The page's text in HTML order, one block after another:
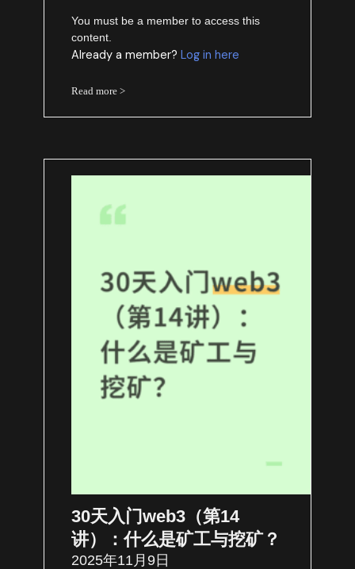
You must be a member to access this
content.
Already a member?Log in here
Read more >
30天入门web3（第14
讲）：什么是矿工与挖矿？
2025年11月9日